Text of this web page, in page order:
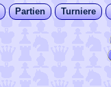
Partien Turniere